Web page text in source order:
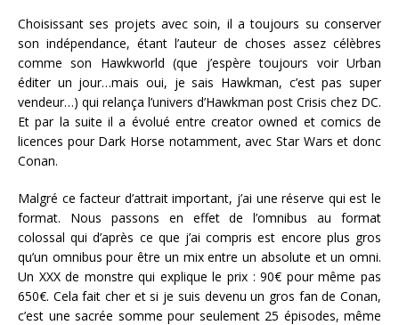
Choisissant ses projets avec soin, il a toujours su conserver
son indépendance, étant l’auteur de choses assez célèbres
comme son Hawkworld (que j’espère toujours voir Urban
éditer un jour…mais oui, je sais Hawkman, c’est pas super
vendeur…) qui relança l’univers d’Hawkman post Crisis chez DC.
Et par la suite il a évolué entre creator owned et comics de
licences pour Dark Horse notamment, avec Star Wars et donc
Conan.
Malgré ce facteur d’attrait important, j’ai une réserve qui est le
format. Nous passons en effet de l’omnibus au format
colossal qui d’après ce que j’ai compris est encore plus gros
qu’un omnibus pour être un mix entre un absolute et un omni.
Un XXX de monstre qui explique le prix : 90€ pour même pas
650€. Cela fait cher et si je suis devenu un gros fan de Conan,
c’est une sacrée somme pour seulement 25 épisodes, même